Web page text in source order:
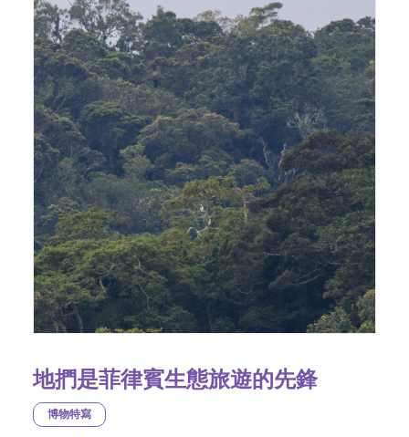
地捫是菲律賓生態旅遊的先鋒
博物特寫